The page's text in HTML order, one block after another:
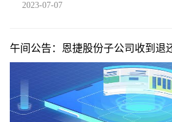
2023-07-07
午间公告：恩捷股份子公司收到退
2.07亿元